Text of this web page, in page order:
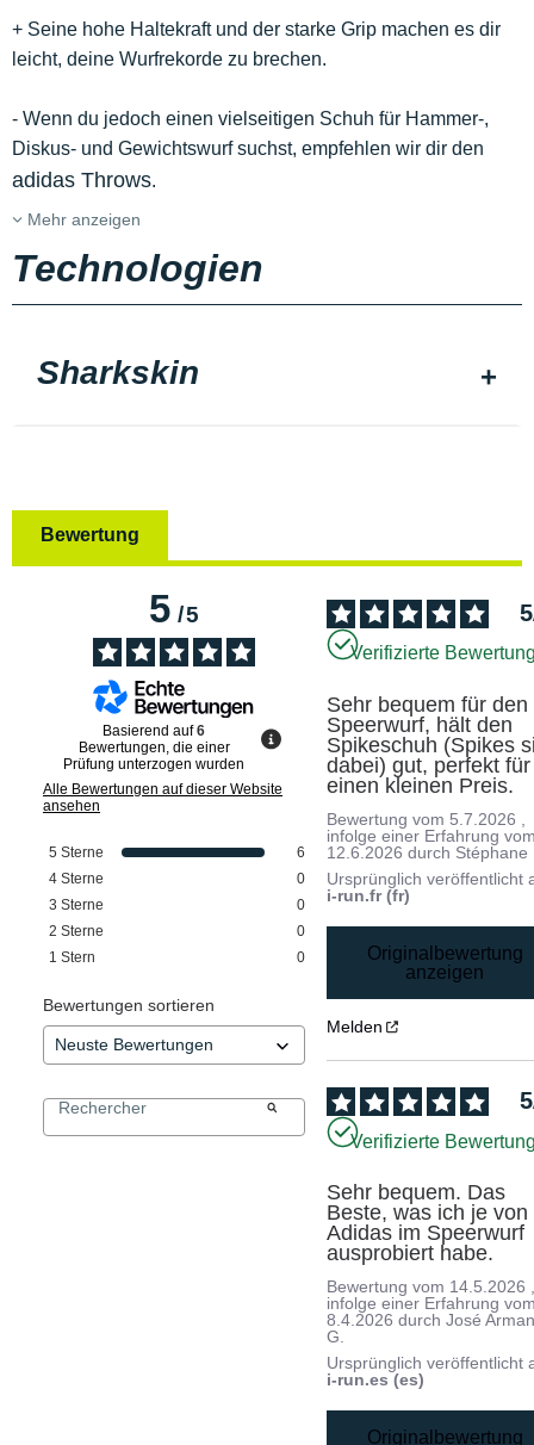
+ Seine hohe Haltekraft und der starke Grip machen es dir
leicht, deine Wurfrekorde zu brechen.
- Wenn du jedoch einen vielseitigen Schuh für Hammer-,
Diskus- und Gewichtswurf suchst, empfehlen wir dir den
adidas Throws.
Mehr anzeigen
Technologien
Sharkskin
Bewertung
5/5
Basierend auf6
Bewertungen, die einer
Prüfung unterzogen wurden
Alle Bewertungen auf dieser Website
ansehen
5 Sterne
6
4 Sterne
0
3 Sterne
0
2 Sterne
0
1 Stern 0
Bewertungen sortieren
5
Verifizierte
Sehr bequem für den
Speerwurf, hält den
Spikeschuh (Spikes
dabei) gut, perfekt für
einen kleinen Preis.
Bewertung vom 5.7.2026
infolge einer Erfahrung
12.6.2026 durch Stéphane
Ursprünglich veröffentlicht
i-run.fr (fr)
Originalbewertung
anzeigen
Melden
5
Verifizierte
Sehr bequem. Das
Beste, was ich je von
Adidas im Speerwurf
ausprobiert habe.
Bewertung vom 14.5.2026
infolge einer Erfahrung
8.4.2026 durchJosé
G.
Ursprünglich veröffentlicht
i-run.es (es)
Originalbewertung